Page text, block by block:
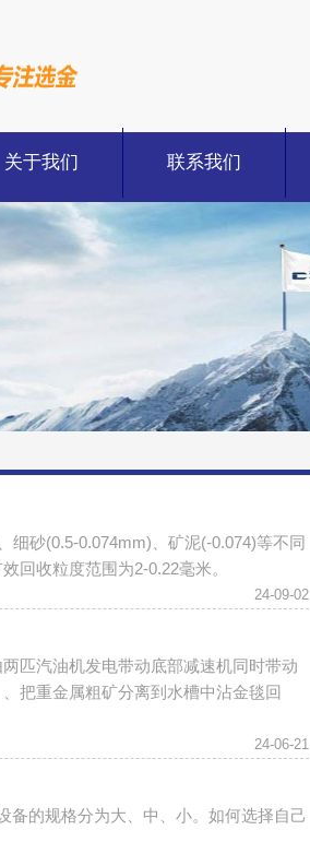
关于我们 联系我们
砂(0.5-0.074mm)、矿泥(-0.074)等不同
回收粒度范围为2-0.22毫米。
24-09-02
匹汽油机发电带动底部减速机同时带动
把重金属粗矿分离到水槽中沾金毯回
24-06-21
备的规格分为大、中、小。如何选择自己